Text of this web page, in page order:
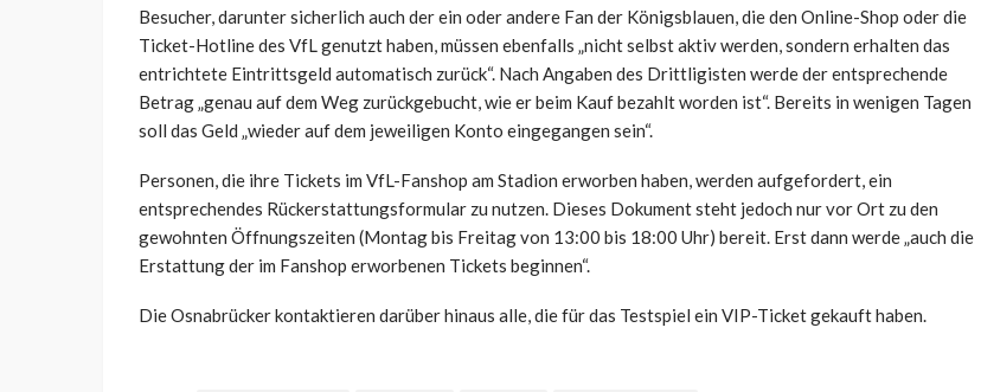
Besucher, darunter sicherlich auch der ein oder andere Fan der Königsblauen, die den Online-Shop oder die
Ticket-Hotline des VfL genutzt haben, müssen ebenfalls „nicht selbst aktiv werden, sondern erhalten das
entrichtete Eintrittsgeld automatisch zurück“. Nach Angaben des Drittligisten werde der entsprechende
Betrag „genau auf dem Weg zurückgebucht, wie er beim Kauf bezahlt worden ist“. Bereits in wenigen Tagen
soll das Geld „wieder auf dem jeweiligen Konto eingegangen sein“.
Personen, die ihre Tickets im VfL-Fanshop am Stadion erworben haben, werden aufgefordert, ein
entsprechendes Rückerstattungsformular zu nutzen. Dieses Dokument steht jedoch nur vor Ort zu den
gewohnten Öffnungszeiten (Montag bis Freitag von 13:00 bis 18:00 Uhr) bereit. Erst dann werde „auch die
Erstattung der im Fanshop erworbenen Tickets beginnen“.
Die Osnabrücker kontaktieren darüber hinaus alle, die für das Testspiel ein VIP-Ticket gekauft haben.